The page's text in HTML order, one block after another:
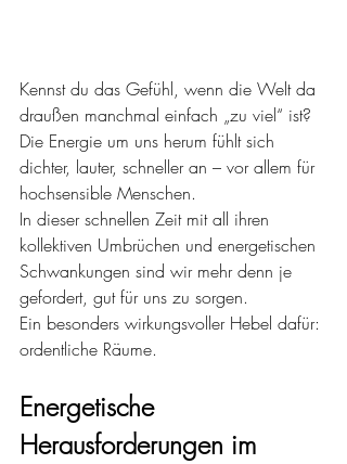
Kennst du das Gefühl, wenn die Welt da
draußen manchmal einfach „zu viel“ ist?
Die Energie um uns herum fühlt sich
dichter, lauter, schneller an – vor allem für
hochsensible Menschen.
In dieser schnellen Zeit mit all ihren
kollektiven Umbrüchen und energetischen
Schwankungen sind wir mehr denn je
gefordert, gut für uns zu sorgen.
Ein besonders wirkungsvoller Hebel dafür:
ordentliche Räume.
Energetische
Herausforderungen im